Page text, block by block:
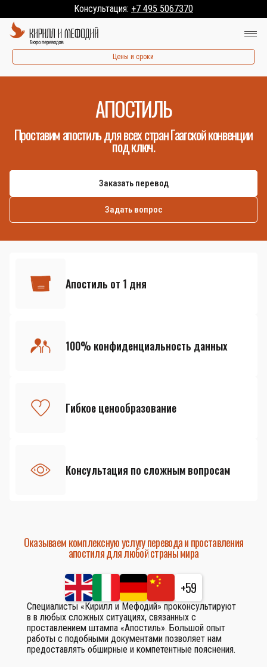
Консультация: +7 495 5067370
Цены и сроки
АПОСТИЛЬ
Проставим апостиль для всех стран Гаагской конвенции
под ключ.
Заказать перевод
Задать вопрос
Апостиль от 1 дня
100% конфиденциальность данных
Гибкое ценообразование
Консультация по сложным вопросам
Оказываем комплексную услугу перевода и проставления
апостиля для любой страны мира
+59
Специалисты «Кирилл и Мефодий» проконсультируют
в в любых сложных ситуациях, связанных с
проставлением штампа «Апостиль». Большой опыт
работы с подобными документами позволяет нам
предоставлять обширные и компетентные пояснения.